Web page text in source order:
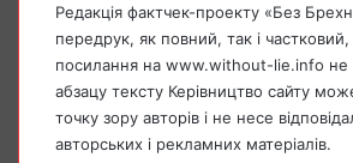
Редакція фактчек-проекту «Без
передрук, як повний, так і
посилання на www.without-lie.info
абзацу тексту Керівництво сайту
точку зору авторів і не несе
авторських і рекламних матеріалів.